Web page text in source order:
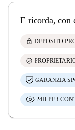
E ricorda, con
lock DEPOSITO
check_circle
GARANZIA
24H PER